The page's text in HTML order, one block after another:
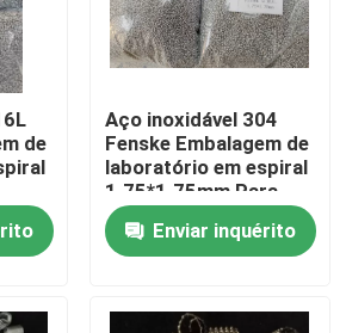
de
Aço inoxidável 304
Fenske Embalagem de
laboratório em espiral
1.75*1.75mm Para
processo de
destilaçãoEnviar inquérito